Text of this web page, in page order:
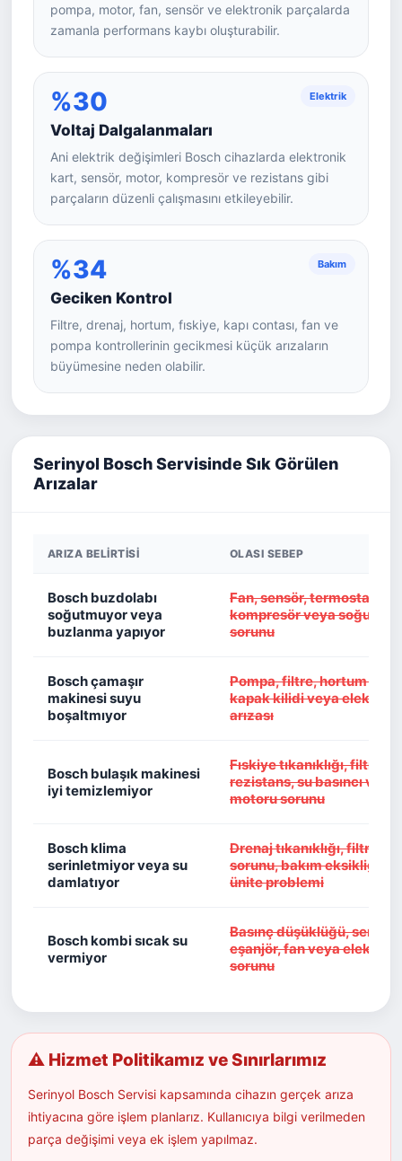
pompa, motor, fan, sensör ve elektronik parçalarda
zamanla performans kaybı oluşturabilir.
Elektrik
%30
Voltaj Dalgalanmaları
Ani elektrik değişimleri Bosch cihazlarda elektronik
kart, sensör, motor, kompresör ve rezistans gibi
parçaların düzenli çalışmasını etkileyebilir.
Bakım
%34
Geciken Kontrol
Filtre, drenaj, hortum, fıskiye, kapı contası, fan ve
pompa kontrollerinin gecikmesi küçük arızaların
büyümesine neden olabilir.
Serinyol Bosch Servisinde Sık Görülen
Arızalar
ARIZA BELIRTISI OLASI SEBEP
Bosch buzdolabı
soğutmuyor veya
buzlanma yapıyor
Fan, sensör, termostat,
kompresör veya soğutma
sorunu
Bosch çamaşır
makinesi suyu
boşaltmıyor
Pompa, filtre, hortum
kapak kilidi veya
arızası
Bosch bulaşık makinesi
iyi temizlemiyor
Fıskiye tıkanıklığı, filtre
rezistans, su basıncı veya
motoru sorunu
Bosch klima
serinletmiyor veya su
damlatıyor
Drenaj tıkanıklığı, filtre
sorunu, bakım eksikliği
ünite problemi
Bosch kombi sıcak su
vermiyor
Basınç düşüklüğü,
eşanjör, fan veya
sorunu
⚠ Hizmet Politikamız ve Sınırlarımız
Serinyol Bosch Servisi kapsamında cihazın gerçek arıza
ihtiyacına göre işlem planlarız. Kullanıcıya bilgi verilmeden
parça değişimi veya ek işlem yapılmaz.